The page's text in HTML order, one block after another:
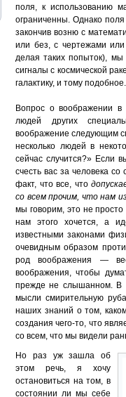
поля, к использованию
ограниченны. Однако
закончив возню с
или без, с чертежами
делая таких попыток),
сигналы с космической
галактику, и тому подобное.
Вопрос о воображении в
людей других
воображение следующим
несколько людей в
сейчас случится?» Если
счесть вас за человека
факт, что все, что
со всем прочим, что нам
мы говорим, это не
нам этого хочется, а
известными законами
очевидным образом
род воображения —
воображения, чтобы
прежде не слышанном. В
мысли смирительную
наших знаний о том,
создания чего-то, что
со всем, что мы видели
Но раз уж зашла об
этом речь, я хочу
остановиться на том, в
состоянии ли мы себе